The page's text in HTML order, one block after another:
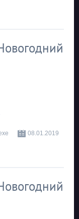
08.01.2019